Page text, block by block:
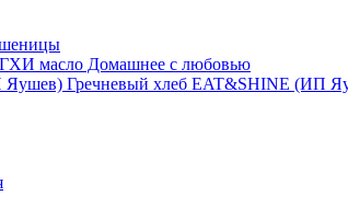
ГХИ масло Домашнее с любовью
Гречневый хлеб EAT&SHINE (ИП